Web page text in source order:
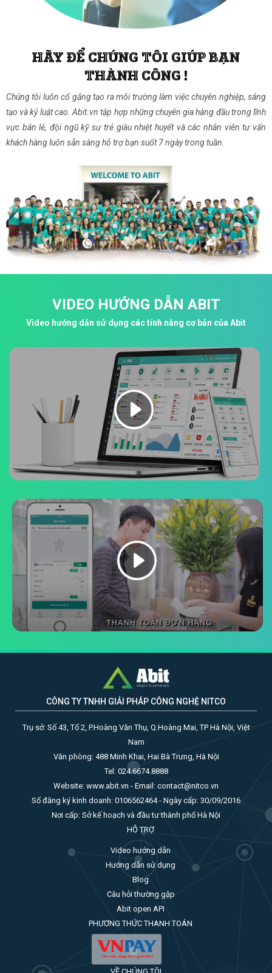
HÃY ĐỂ CHÚNG TÔI GIÚP BẠN
THÀNH CÔNG !
Chúng tôi luôn cố gắng tạo ra môi trường làm việc chuyên nghiệp, sáng
tạo và kỷ luật cao. Abit.vn tập hợp những chuyên gia hàng đầu trong lĩnh
vực bán lẻ, đội ngũ kỹ sư trẻ giàu nhiệt huyết và các nhân viên tư vấn
khách hàng luôn sẵn sàng hỗ trợ bạn suốt 7 ngày trong tuần.
VIDEO HƯỚNG DẪN ABIT
Video hướng dẫn sử dụng các tính năng cơ bản của Abit
CÔNG TY TNHH GIẢI PHÁP CÔNG NGHỆ NITCO
Trụ sở: Số 43, Tổ 2, P.Hoàng Văn Thụ, Q.Hoàng Mai, TP Hà Nội, Việt
Nam
Văn phòng: 488 Minh Khai, Hai Bà Trưng, Hà Nội
Tel: 024.6674.8888
Website: www.abit.vn - Email: contact@nitco.vn
Số đăng ký kinh doanh: 0106562464 - Ngày cấp: 30/09/2016
Nơi cấp: Sở kế hoạch và đầu tư thành phố Hà Nội
HỖ TRỢ
Video hướng dẫn
Hướng dẫn sử dụng
Blog
Câu hỏi thường gặp
Abit open API
PHƯƠNG THỨC THANH TOÁN